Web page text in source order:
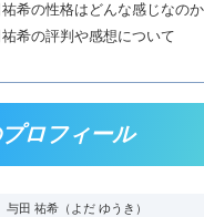
希の性格はどんな感じなのか
希の評判や感想について
ロフィール
与田 祐希（よだ ゆうき）